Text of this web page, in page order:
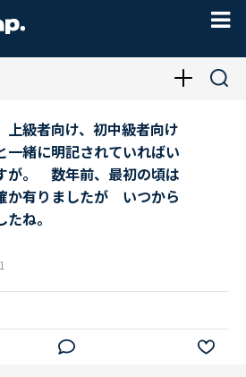
級者向け、初中級者向け
緒に明記されていればい
が。 数年前、最初の頃は
か有りましたが いつから
ね。